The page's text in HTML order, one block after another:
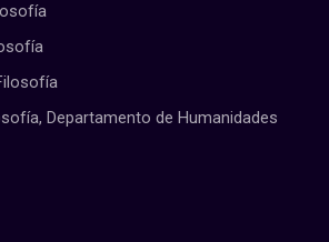
Departamento de Humanidades